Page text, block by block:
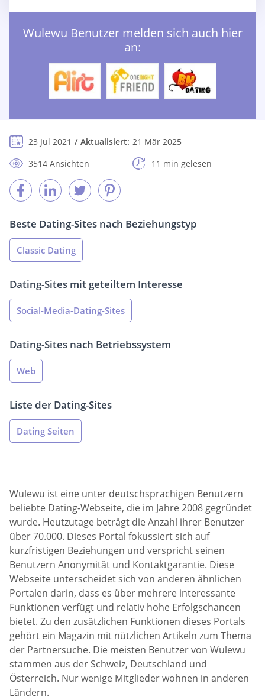
Wulewu Benutzer melden sich auch hier
an:
23 Jul 2021 Aktualisiert: 21 Mär 2025
3514 Ansichten
11 min gelesen
Beste Dating-Sites nach Beziehungstyp
Classic Dating
Dating-Sites mit geteiltem Interesse
Social-Media-Dating-Sites
Dating-Sites nach Betriebssystem
Web
Liste der Dating-Sites
Dating Seiten
Wulewu ist eine unter deutschsprachigen Benutzern
beliebte Dating-Webseite, die im Jahre 2008 gegründet
wurde. Heutzutage beträgt die Anzahl ihrer Benutzer
über 70.000. Dieses Portal fokussiert sich auf
kurzfristigen Beziehungen und verspricht seinen
Benutzern Anonymität und Kontaktgarantie. Diese
Webseite unterscheidet sich von anderen ähnlichen
Portalen darin, dass es über mehrere interessante
Funktionen verfügt und relativ hohe Erfolgschancen
bietet. Zu den zusätzlichen Funktionen dieses Portals
gehört ein Magazin mit nützlichen Artikeln zum Thema
der Partnersuche. Die meisten Benutzer von Wulewu
stammen aus der Schweiz, Deutschland und
Österreich. Nur wenige Mitglieder wohnen in anderen
Ländern.